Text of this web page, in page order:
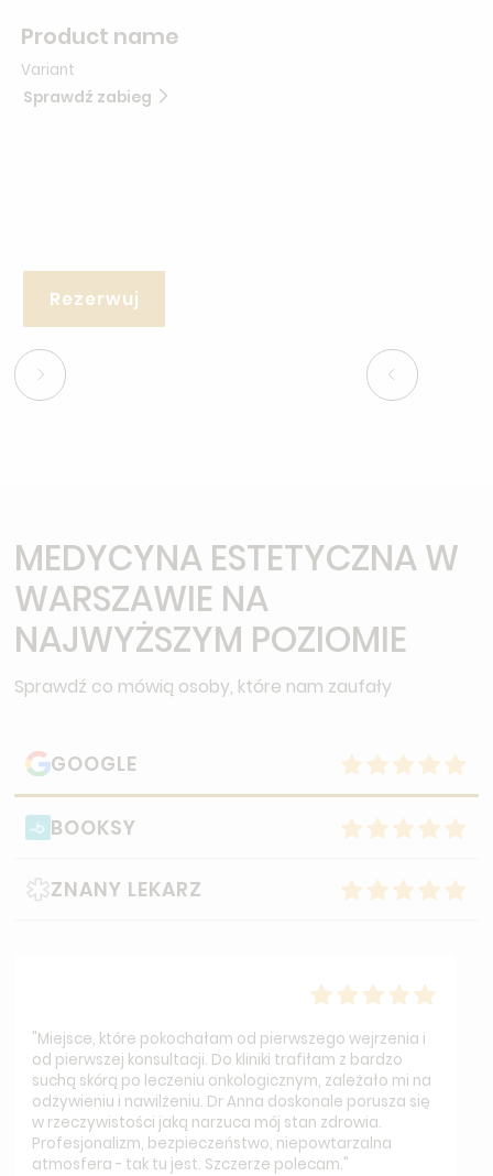
Product name
Variant
Sprawdź zabieg
Rezerwuj
MEDYCYNA ESTETYCZNA W
WARSZAWIE NA
NAJWYŻSZYM POZIOMIE
Sprawdź co mówią osoby, które nam zaufały
GOOGLE
BOOKSY
ZNANY LEKARZ
"Miejsce, które pokochałam od pierwszego wejrzenia i
od pierwszej konsultacji. Do kliniki trafiłam z bardzo
suchą skórą po leczeniu onkologicznym, zależało mi na
odżywieniu i nawilżeniu. Dr Anna doskonale porusza się
w rzeczywistości jaką narzuca mój stan zdrowia.
Profesjonalizm, bezpieczeństwo, niepowtarzalna
atmosfera - tak tu jest. Szczerze polecam."